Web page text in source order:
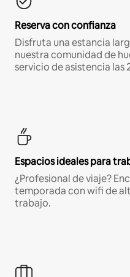
Reserva con confianza
Disfruta una estancia
nuestra comunidad de
servicio de asistencia las
Espacios ideales para
¿Profesional de viaje?
temporada con wifi de
trabajo.